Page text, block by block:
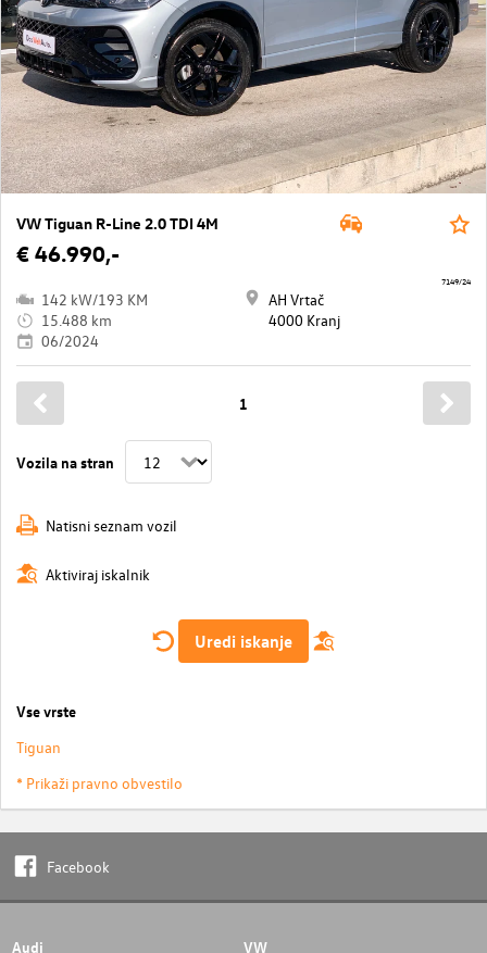
VW Tiguan R-Line 2.0 TDI 4M
€ 46.990,-
142 kW/193 KM
15.488 km
06/2024
AH Vrtač
4000 Kranj
7149/24
Vozila na stran
1
Natisni seznam vozil
Aktiviraj iskalnik
Uredi iskanje
Vse vrste
Tiguan
* Prikaži pravno obvestilo
Facebook
Audi VW